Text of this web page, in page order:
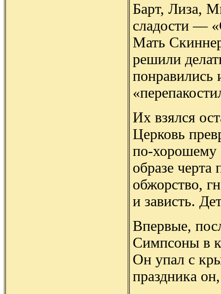
Барт, Лиза,
сладости —
Мать
решили
понравились
Их взялся
Церковь
по-хорошему
образе
обжорство,
и зависть.
Впервые,
Симпсоны в
Он упал с
праздника